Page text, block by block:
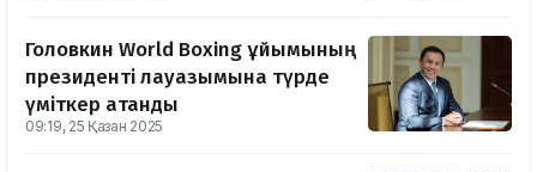
Головкин World Boxing ұйымының
президенті лауазымына түрде
үміткер атанды
09:19, 25 Қазан 2025